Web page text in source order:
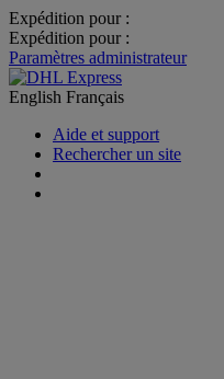
Expédition pour :
Expédition pour :
Paramètres administrateur
English Français
Aide et support
Rechercher un site